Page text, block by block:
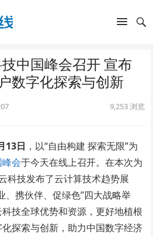
中国峰会召开 宣布
数字化探索与创新
9,253浏览
13日 ，以“自由构建 探索无限”为
峰会于今天在线上召开。在本次为
科技发布了云计算技术趋势展
、携伙伴、促绿色”四大战略举
技全球优势和资源，更好地植根
探索与创新，助力中国数字经济